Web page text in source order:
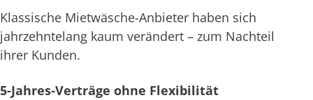
Klassische Mietwäsche-Anbieter haben sich
jahrzehntelang kaum verändert – zum Nachteil
ihrer Kunden.
5-Jahres-Verträge ohne Flexibilität